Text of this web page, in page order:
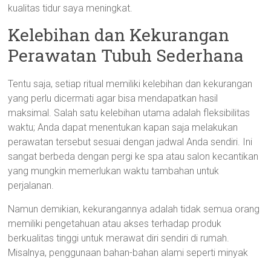
kualitas tidur saya meningkat.
Kelebihan dan Kekurangan
Perawatan Tubuh Sederhana
Tentu saja, setiap ritual memiliki kelebihan dan kekurangan
yang perlu dicermati agar bisa mendapatkan hasil
maksimal. Salah satu kelebihan utama adalah fleksibilitas
waktu; Anda dapat menentukan kapan saja melakukan
perawatan tersebut sesuai dengan jadwal Anda sendiri. Ini
sangat berbeda dengan pergi ke spa atau salon kecantikan
yang mungkin memerlukan waktu tambahan untuk
perjalanan.
Namun demikian, kekurangannya adalah tidak semua orang
memiliki pengetahuan atau akses terhadap produk
berkualitas tinggi untuk merawat diri sendiri di rumah.
Misalnya, penggunaan bahan-bahan alami seperti minyak